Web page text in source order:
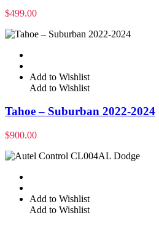
$499.00
Add to Wishlist
Add to Wishlist
Tahoe – Suburban 2022-2024
$900.00
Add to Wishlist
Add to Wishlist